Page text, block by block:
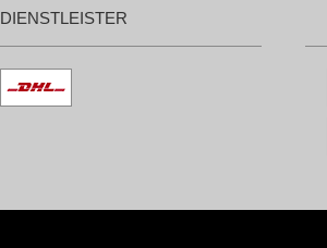
DIENSTLEISTER